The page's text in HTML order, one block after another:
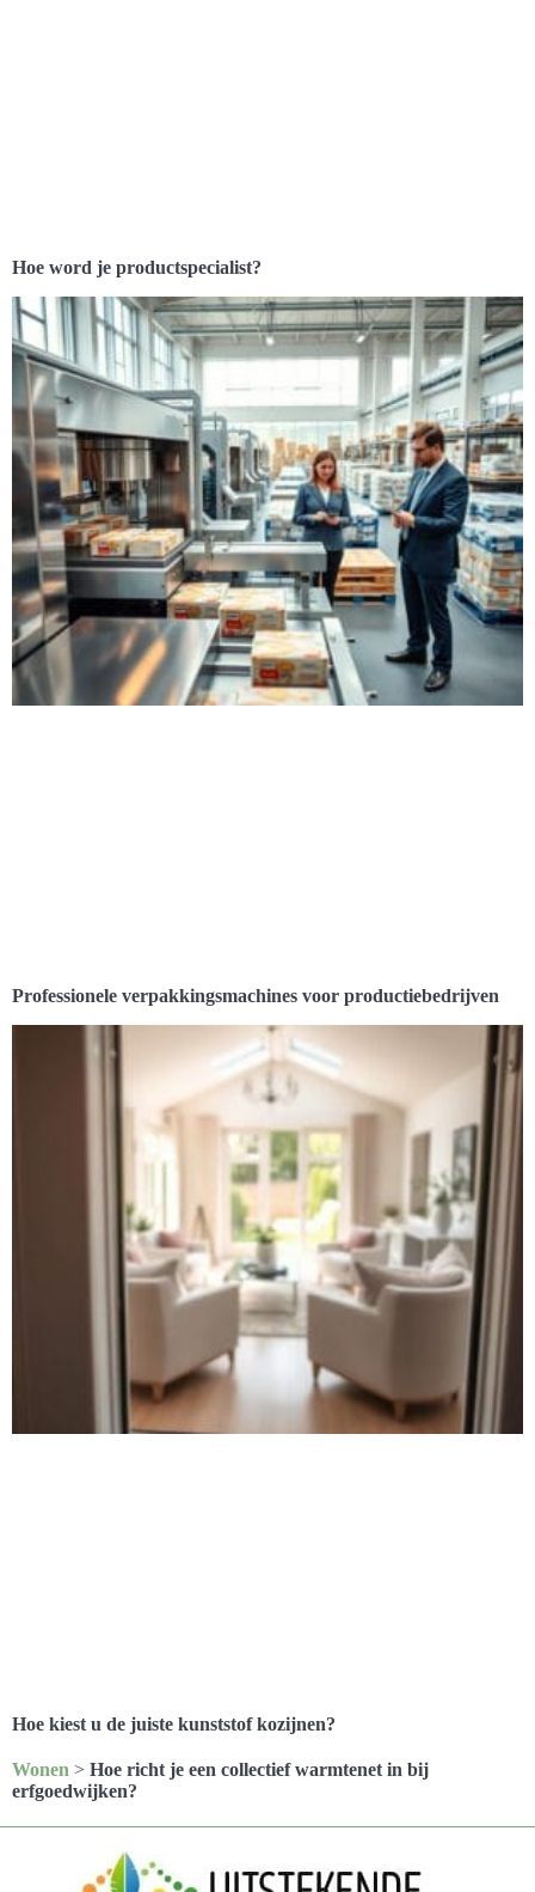
Hoe word je productspecialist?
Professionele verpakkingsmachines voor productiebedrijven
Hoe kiest u de juiste kunststof kozijnen?
Wonen > Hoe richt je een collectief warmtenet in bij
erfgoedwijken?